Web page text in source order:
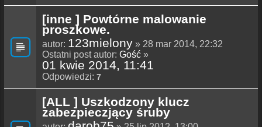
[inne ] Powtórne malowanie
proszkowe.
autor: 123mielony » 28 mar 2014, 22:32
Ostatni post autor: Gość »
01 kwie 2014, 11:41
Odpowiedzi: 7
[ALL ] Uszkodzony klucz
zabezpieczjący śruby